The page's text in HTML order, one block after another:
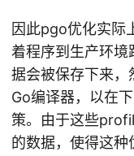
因此pgo优化实际
着程序到生产环
据会被保存下来
Go编译器，以在
策。由于这些
的数据，使得这